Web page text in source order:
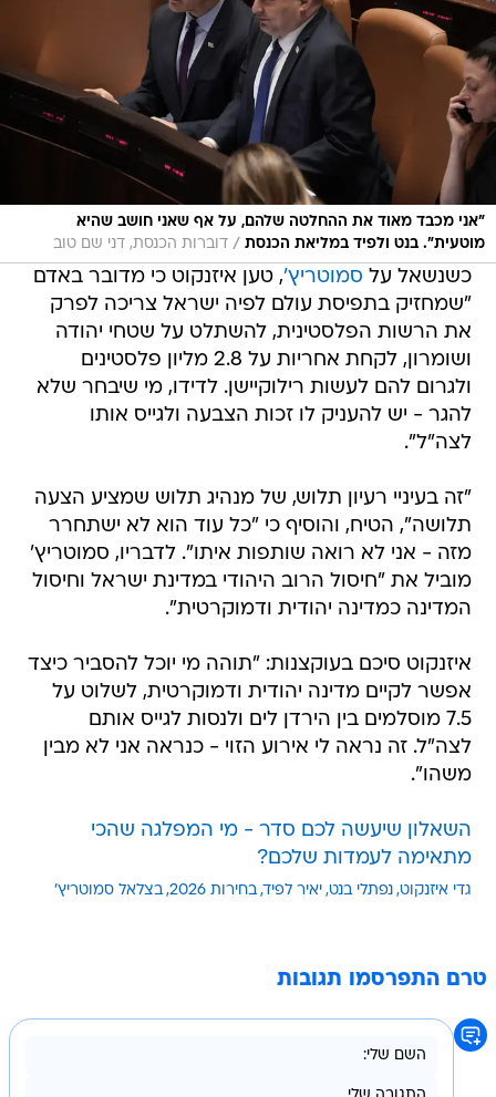
"אני מכבד מאוד את ההחלטה שלהם, על אף שאני חושב שהיא
מוטעית". בנט ולפיד במליאת הכנסת / דוברות הכנסת, דני שם טוב
כשנשאל על סמוטריץ', טען איזנקוט כי מדובר באדם
"שמחזיק בתפיסת עולם לפיה ישראל צריכה לפרק
את הרשות הפלסטינית, להשתלט על שטחי יהודה
ושומרון, לקחת אחריות על 2.8 מליון פלסטינים
ולגרום להם לעשות רילוקיישן. לדידו, מי שיבחר שלא
להגר - יש להעניק לו זכות הצבעה ולגייס אותו
לצה"ל".
"זה בעיניי רעיון תלוש, של מנהיג תלוש שמציע הצעה
תלושה", הטיח, והוסיף כי "כל עוד הוא לא ישתחרר
מזה - אני לא רואה שותפות איתו". לדבריו, סמוטריץ'
מוביל את "חיסול הרוב היהודי במדינת ישראל וחיסול
המדינה כמדינה יהודית ודמוקרטית".
איזנקוט סיכם בעוקצנות: "תוהה מי יוכל להסביר כיצד
אפשר לקיים מדינה יהודית ודמוקרטית, לשלוט על
7.5 מוסלמים בין הירדן לים ולנסות לגייס אותם
לצה"ל. זה נראה לי אירוע הזוי - כנראה אני לא מבין
משהו".
השאלון שיעשה לכם סדר - מי המפלגה שהכי
מתאימה לעמדות שלכם?
גדי איזנקוט נפתלי בנט יאיר לפיד בחירות 2026 בצלאל סמוטריץ'
טרם התפרסמו תגובות